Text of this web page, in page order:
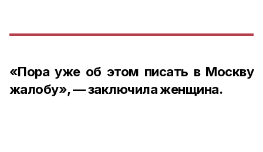
«Пора уже об этом писать в Москву
жалобу», — заключила женщина.